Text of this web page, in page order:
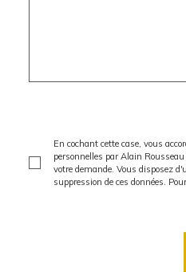
En cochant cette case, vous
personnelles par Alain
votre demande. Vous disposez
suppression de ces données.